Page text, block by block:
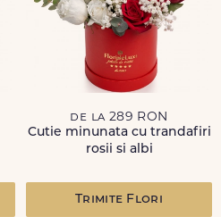
de la 289 RON
Cutie minunata cu trandafiri
rosii si albi
Trimite Flori